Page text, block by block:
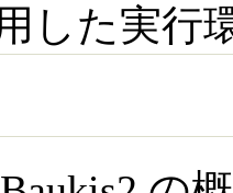
した実行